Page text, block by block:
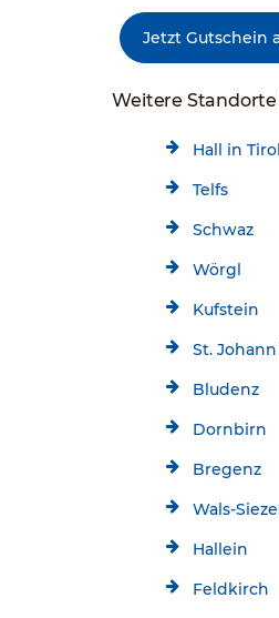
Jetzt Gutschein
Weitere
Hall in Tirol
Telfs
Schwaz
Wörgl
Kufstein
St. Johann
Bludenz
Dornbirn
Bregenz
Wals-
Hallein
Feldkirch